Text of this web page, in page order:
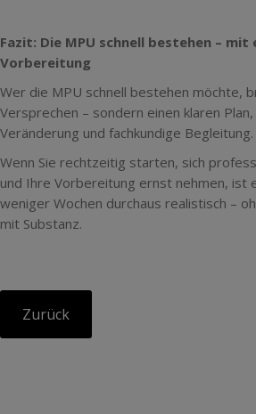
Zurück
Fazit: Die MPU schnell bestehen – mit
Vorbereitung
Wer die MPU schnell bestehen möchte,
Versprechen – sondern einen klaren
Veränderung und fachkundige Begleitung.
Wenn Sie rechtzeitig starten, sich
und Ihre Vorbereitung ernst nehmen, ist
weniger Wochen durchaus realistisch –
mit Substanz.